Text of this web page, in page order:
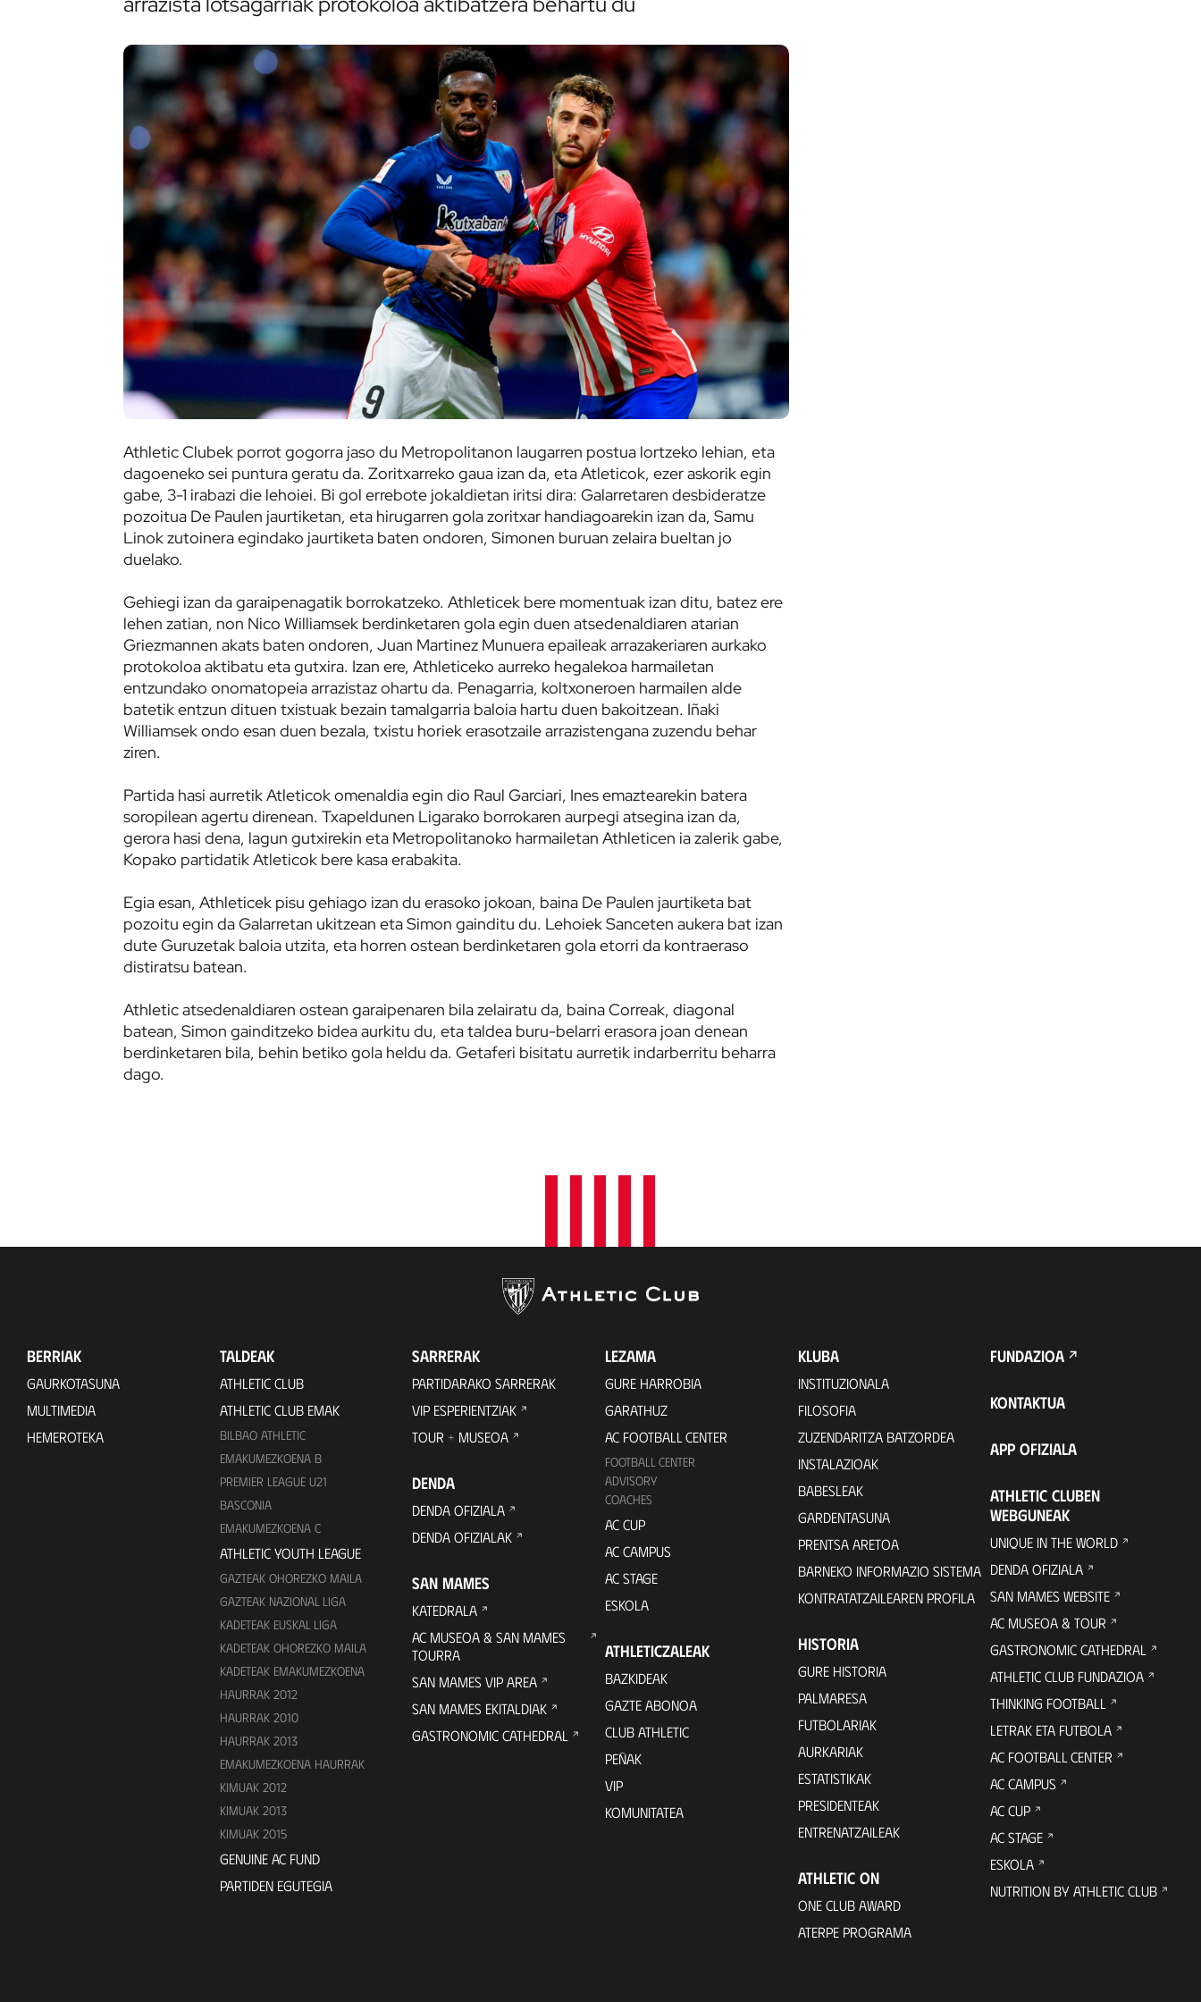
Athletic Clubek porrot gogorra jaso du Metropolitanon laugarren postua lortzeko lehian, eta
dagoeneko sei puntura geratu da. Zoritxarreko gaua izan da, eta Atleticok, ezer askorik egin
gabe, 3-1 irabazi die lehoiei. Bi gol errebote jokaldietan iritsi dira: Galarretaren desbideratze
pozoitua De Paulen jaurtiketan, eta hirugarren gola zoritxar handiagoarekin izan da, Samu
Linok zutoinera egindako jaurtiketa baten ondoren, Simonen buruan zelaira bueltan jo
duelako.
Gehiegi izan da garaipenagatik borrokatzeko. Athleticek bere momentuak izan ditu, batez ere
lehen zatian, non Nico Williamsek berdinketaren gola egin duen atsedenaldiaren atarian
Griezmannen akats baten ondoren, Juan Martinez Munuera epaileak arrazakeriaren aurkako
protokoloa aktibatu eta gutxira. Izan ere, Athleticeko aurreko hegalekoa harmailetan
entzundako onomatopeia arrazistaz ohartu da. Penagarria, koltxoneroen harmailen alde
batetik entzun dituen txistuak bezain tamalgarria baloia hartu duen bakoitzean. Iñaki
Williamsek ondo esan duen bezala, txistu horiek erasotzaile arrazistengana zuzendu behar
ziren.
Partida hasi aurretik Atleticok omenaldia egin dio Raul Garciari, Ines emaztearekin batera
soropilean agertu direnean. Txapeldunen Ligarako borrokaren aurpegi atsegina izan da,
gerora hasi dena, lagun gutxirekin eta Metropolitanoko harmailetan Athleticen ia zalerik gabe,
Kopako partidatik Atleticok bere kasa erabakita.
Egia esan, Athleticek pisu gehiago izan du erasoko jokoan, baina De Paulen jaurtiketa bat
pozoitu egin da Galarretan ukitzean eta Simon gainditu du. Lehoiek Sanceten aukera bat izan
dute Guruzetak baloia utzita, eta horren ostean berdinketaren gola etorri da kontraeraso
distiratsu batean.
Athletic atsedenaldiaren ostean garaipenaren bila zelairatu da, baina Correak, diagonal
batean, Simon gainditzeko bidea aurkitu du, eta taldea buru-belarri erasora joan denean
berdinketaren bila, behin betiko gola heldu da. Getaferi bisitatu aurretik indarberritu beharra
dago.
BERRIAK
GAURKOTASUNA
MULTIMEDIA
HEMEROTEKA
TALDEAK
ATHLETIC CLUB
ATHLETIC CLUB EMAK
BILBAO ATHLETIC
EMAKUMEZKOENA B
PREMIER LEAGUE U21
BASCONIA
EMAKUMEZKOENA C
ATHLETIC YOUTH LEAGUE
GAZTEAK OHOREZKO MAILA
GAZTEAK NAZIONAL LIGA
KADETEAK EUSKAL LIGA
KADETEAK OHOREZKO MAILA
KADETEAK EMAKUMEZKOENA
HAURRAK 2012
HAURRAK 2010
HAURRAK 2013
EMAKUMEZKOENA HAURRAK
KIMUAK 2012
KIMUAK 2013
KIMUAK 2015
GENUINE AC FUND
PARTIDEN EGUTEGIA
SARRERAK
PARTIDARAKO SARRERAK
VIP ESPERIENTZIAK
TOUR + MUSEOA
DENDA
DENDA OFIZIALA
DENDA OFIZIALAK
SAN MAMES
KATEDRALA
AC MUSEOA & SAN MAMES
TOURRA
SAN MAMES VIP AREA
SAN MAMES EKITALDIAK
GASTRONOMIC CATHEDRAL
LEZAMA
GURE HARROBIA
GARATHUZ
AC FOOTBALL CENTER
FOOTBALL CENTER
ADVISORY
COACHES
AC CUP
AC CAMPUS
AC STAGE
ESKOLA
ATHLETICZALEAK
BAZKIDEAK
GAZTE ABONOA
CLUB ATHLETIC
PEÑAK
VIP
KOMUNITATEA
KLUBA
INSTITUZIONALA
FILOSOFIA
ZUZENDARITZA BATZORDEA
INSTALAZIOAK
BABESLEAK
GARDENTASUNA
PRENTSA ARETOA
BARNEKO INFORMAZIO SISTEMA
KONTRATATZAILEAREN PROFILA
HISTORIA
GURE HISTORIA
PALMARESA
FUTBOLARIAK
AURKARIAK
ESTATISTIKAK
PRESIDENTEAK
ENTRENATZAILEAK
ATHLETIC ON
ONE CLUB AWARD
ATERPE PROGRAMA
FUNDAZIOA
KONTAKTUA
APP OFIZIALA
ATHLETIC CLUBEN
WEBGUNEAK
UNIQUE IN THE WORLD
DENDA OFIZIALA
SAN MAMES WEBSITE
AC MUSEOA & TOUR
GASTRONOMIC CATHEDRAL
ATHLETIC CLUB FUNDAZIOA
THINKING FOOTBALL
LETRAK ETA FUTBOLA
AC FOOTBALL CENTER
AC CAMPUS
AC CUP
AC STAGE
ESKOLA
NUTRITION BY ATHLETIC CLUB